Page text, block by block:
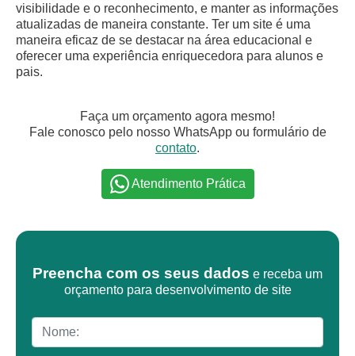
Preencha com os seus dados e receba um
orçamento para desenvolvimento de site
visibilidade e o reconhecimento, e manter as informações
atualizadas de maneira constante. Ter um site é uma
maneira eficaz de se destacar na área educacional e
oferecer uma experiência enriquecedora para alunos e
pais.
Faça um orçamento agora mesmo!
Fale conosco pelo nosso WhatsApp ou formulário de
contato.
Atendimento Prática